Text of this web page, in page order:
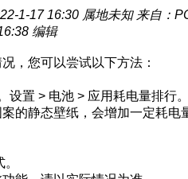
1-17 16:30 属地未知 来自：
编辑
，您可以尝试以下方法：
置 > 电池 > 应用耗电量排行。
的静态壁纸，会增加一定耗电